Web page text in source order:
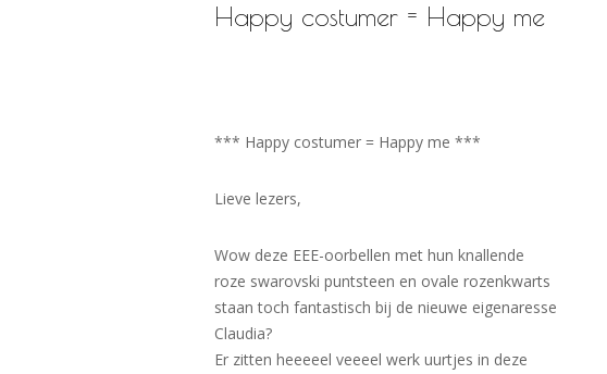
Happy costumer = Happy me
*** Happy costumer = Happy me ***
Lieve lezers,
Wow deze EEE-oorbellen met hun knallende
roze swarovski puntsteen en ovale rozenkwarts
staan toch fantastisch bij de nieuwe eigenaresse
Claudia?
Er zitten heeeeel veeeel werk uurtjes in deze